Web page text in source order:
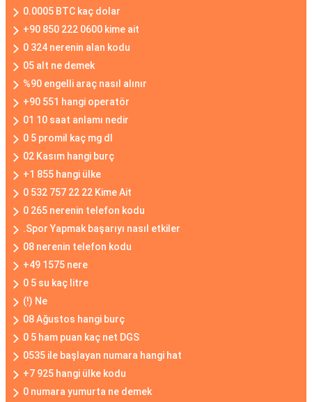
0.0005 BTC kaç dolar
+90 850 222 0600 kime ait
0 324 nerenin alan kodu
05 alt ne demek
%90 engelli araç nasıl alınır
+90 551 hangi operatör
01 10 saat anlamı nedir
0 5 promil kaç mg dl
02 Kasım hangi burç
+1 855 hangi ülke
0 532 757 22 22 Kime Ait
0 265 nerenin telefon kodu
.Spor Yapmak başarıyı nasıl etkiler
08 nerenin telefon kodu
+49 1575 nere
0 5 su kaç litre
(!) Ne
08 Ağustos hangi burç
0 5 ham puan kaç net DGS
0535 ile başlayan numara hangi hat
+7 925 hangi ülke kodu
0 numara yumurta ne demek